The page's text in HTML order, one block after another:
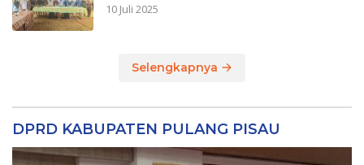
10 Juli 2025
Selengkapnya
DPRD KABUPATEN PULANG PISAU